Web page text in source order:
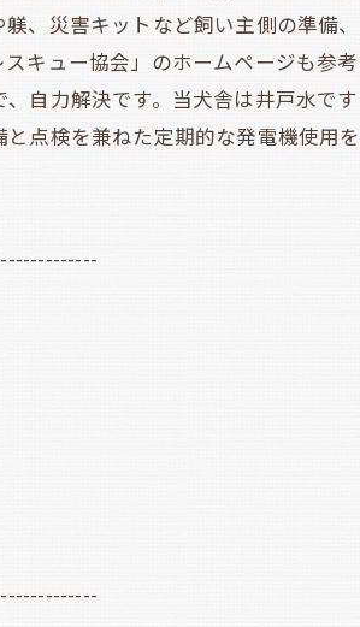
、災害キットなど飼い主側の準備
キュー協会」のホームページも参考
自力解決です。当犬舎は井戸水で
点検を兼ねた定期的な発電機使用を